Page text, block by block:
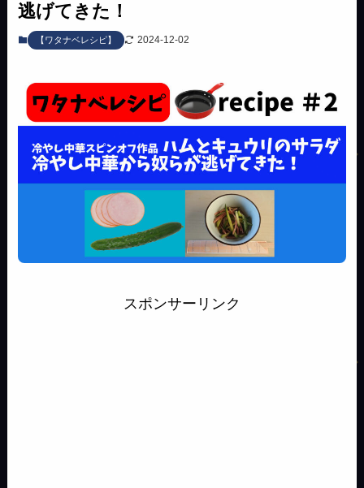
逃げてきた！
【ワタナベレシピ】 2024-12-02
スポンサーリンク